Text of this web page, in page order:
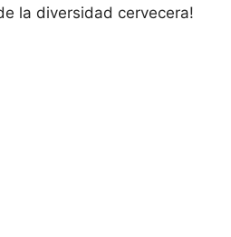
la diversidad cervecera!